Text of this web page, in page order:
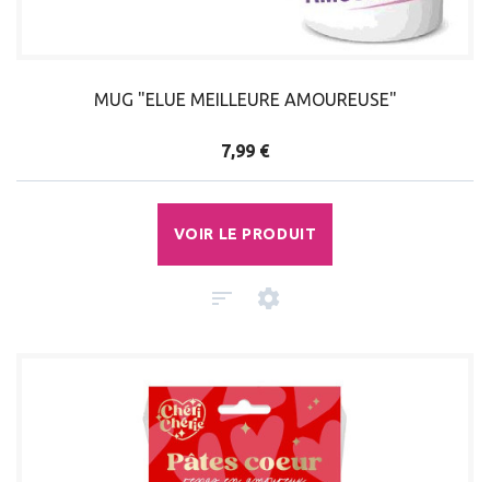
MUG "ELUE MEILLEURE AMOUREUSE"
7,99 €
VOIR LE PRODUIT